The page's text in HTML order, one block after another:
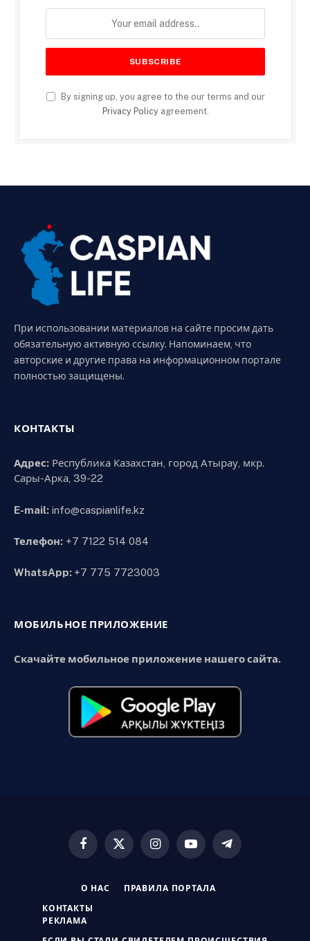
By signing up, you agree to the our terms and our
Privacy Policyagreement.
При использовании материалов на сайте просим дать
обязательную активную ссылку. Напоминаем, что
авторские и другие права на информационном портале
полностью защищены.
КОНТАКТЫ
Адрес: Республика Казахстан, город Атырау, мкр.
Сары-Арка, 39-22
E-mail: info@caspianlife.kz
Телефон: +7 7122 514 084
WhatsApp: +7 775 7723003
МОБИЛЬНОЕ ПРИЛОЖЕНИЕ
Скачайте мобильное приложение нашего сайта.
Facebook
X
InstagramYouTubeTelegram
О НАС ПРАВИЛА ПОРТАЛА
КОНТАКТЫ
РЕКЛАМА